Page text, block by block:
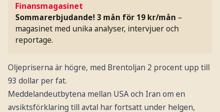
Finansmagasinet
Sommarerbjudande! 3 mån för 19 kr/mån –
magasinet med unika analyser, intervjuer och
reportage.
Oljepriserna är högre, med Brentoljan 2 procent upp till
93 dollar per fat.
Meddelandeutbytena mellan USA och Iran om en
avsiktsförklaring till avtal har fortsatt under helgen,